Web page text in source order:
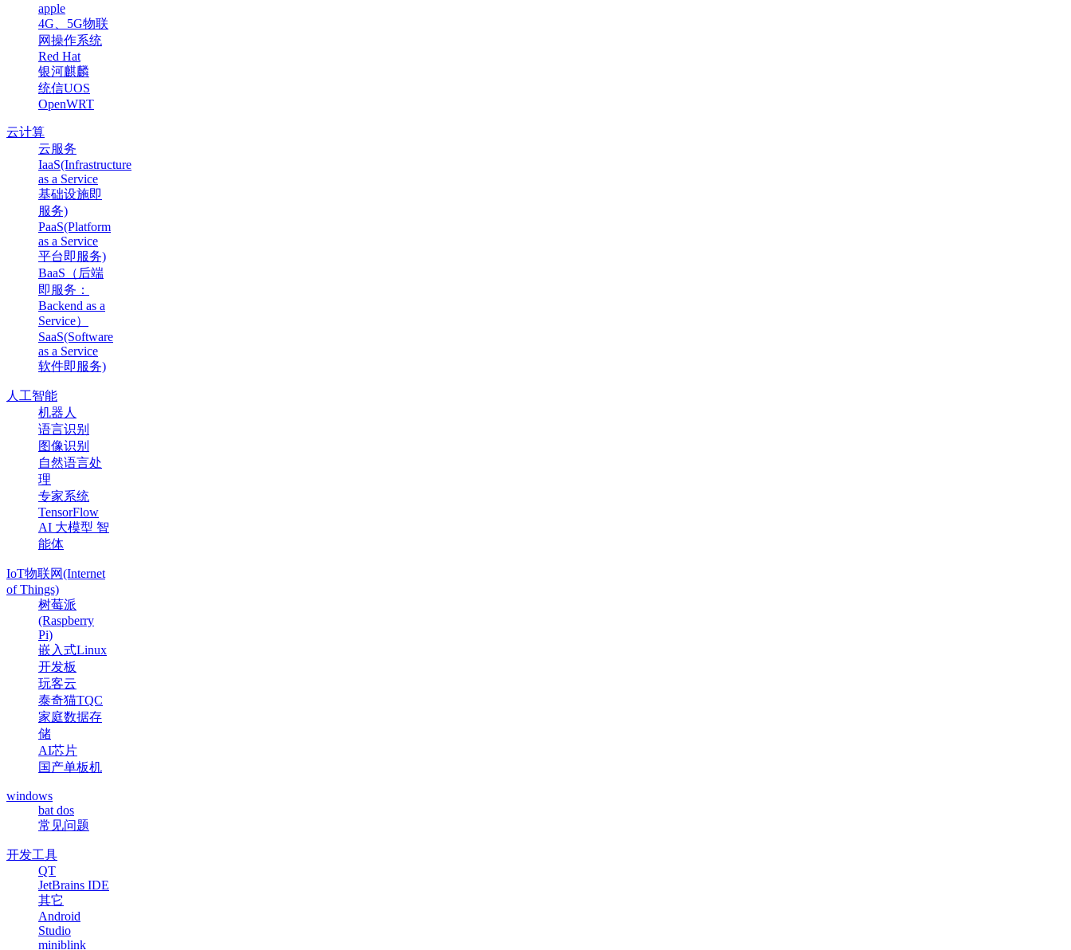
apple
4G、5G物联
网操作系统
Red Hat
银河麒麟
统信UOS
OpenWRT
云计算
云服务
IaaS(Infrastructure
as a Service
基础设施即
服务)
PaaS(Platform
as a Service
平台即服务)
BaaS（后端
即服务：
Backend as a
Service）
SaaS(Software
as a Service
软件即服务)
人工智能
机器人
语言识别
图像识别
自然语言处
理
专家系统
TensorFlow
AI 大模型 智
能体
IoT物联网(Internet
of Things)
树莓派
(Raspberry
Pi)
嵌入式Linux
开发板
玩客云
泰奇猫TQC
家庭数据存
储
AI芯片
国产单板机
windows
bat dos
常见问题
开发工具
QT
JetBrains IDE
其它
Android
Studio
miniblink